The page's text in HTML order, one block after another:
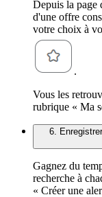
Depuis la page
d'une offre
votre choix à
.
Vous les
rubrique « Ma
6.
Gagnez du
recherche à
« Créer une